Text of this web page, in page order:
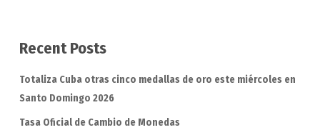
Recent Posts
Totaliza Cuba otras cinco medallas de oro este miércoles en
Santo Domingo 2026
Tasa Oficial de Cambio de Monedas